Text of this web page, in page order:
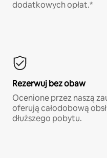
dodatkowych opłat.*
Rezerwuj bez obaw
Ocenione przez naszą
oferują całodobową
dłuższego pobytu.